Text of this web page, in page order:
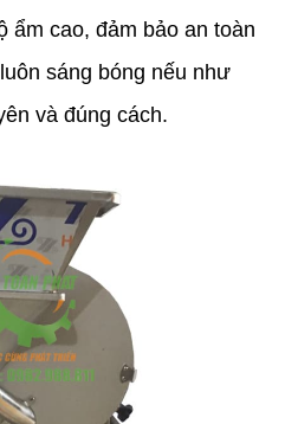
ẩm cao, đảm bảo an toàn
sáng bóng nếu như
và đúng cách.